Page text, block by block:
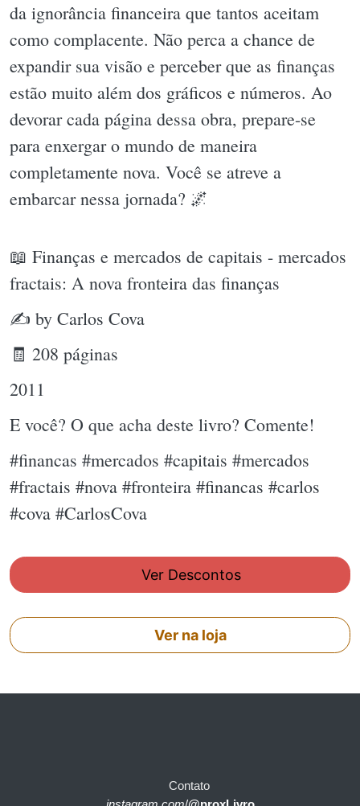
da ignorância financeira que tantos aceitam
como complacente. Não perca a chance de
expandir sua visão e perceber que as finanças
estão muito além dos gráficos e números. Ao
devorar cada página dessa obra, prepare-se
para enxergar o mundo de maneira
completamente nova. Você se atreve a
embarcar nessa jornada? 🌌
📖 Finanças e mercados de capitais - mercados
fractais: A nova fronteira das finanças
✍ by Carlos Cova
🧾 208 páginas
2011
E você? O que acha deste livro? Comente!
#financas #mercados #capitais #mercados
#fractais #nova #fronteira #financas #carlos
#cova #CarlosCova
Ver Descontos
Ver na loja
Contato